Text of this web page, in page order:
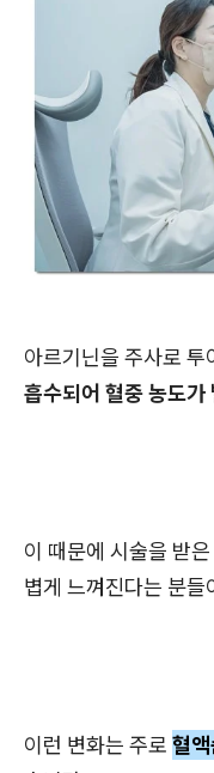
아르기닌을 주사로
흡수되어 혈중 농도가
이 때문에 시술을 받
볍게 느껴진다는 분들
이런 변화는 주로 혈